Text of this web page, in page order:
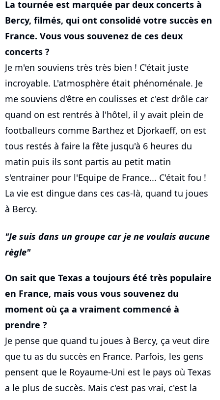
La tournée est marquée par deux concerts à
Bercy, filmés, qui ont consolidé votre succès en
France. Vous vous souvenez de ces deux
concerts ?
Je m'en souviens très très bien ! C'était juste
incroyable. L'atmosphère était phénoménale. Je
me souviens d'être en coulisses et c'est drôle car
quand on est rentrés à l'hôtel, il y avait plein de
footballeurs comme Barthez et Djorkaeff, on est
tous restés à faire la fête jusqu'à 6 heures du
matin puis ils sont partis au petit matin
s'entrainer pour l'Equipe de France... C'était fou !
La vie est dingue dans ces cas-là, quand tu joues
à Bercy.
Je suis dans un groupe car je ne voulais aucune
règle
On sait que Texas a toujours été très populaire
en France, mais vous vous souvenez du
moment où ça a vraiment commencé à
prendre ?
Je pense que quand tu joues à Bercy, ça veut dire
que tu as du succès en France. Parfois, les gens
pensent que le Royaume-Uni est le pays où Texas
a le plus de succès. Mais c'est pas vrai, c'est la